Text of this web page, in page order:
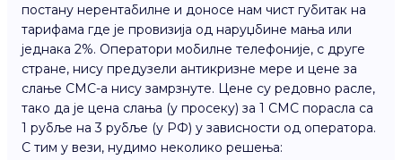
постану нерентабилне и доносе нам чист губитак на
тарифама где је провизија од наруџбине мања или
једнака 2%. Оператори мобилне телефоније, с друге
стране, нису предузели антикризне мере и цене за
слање СМС-а нису замрзнуте. Цене су редовно расле,
тако да је цена слања (у просеку) за 1 СМС порасла са
1 рубље на 3 рубље (у РФ) у зависности од оператора.
С тим у вези, нудимо неколико решења: